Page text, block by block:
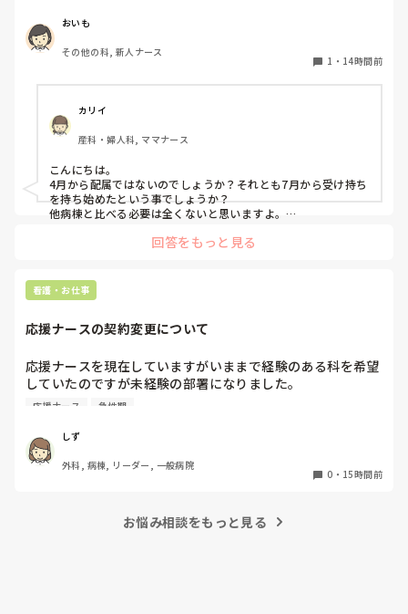
「解熱剤を使う・使わない」
「クーリングする・しない」
を何を基準に判断していますか？
みたいです。
しかも、2人受け持ちで平均1～3時間は残業しています。3
人目に入れないことに焦りを感じています。
頂きたいです。
おいも
その他の科, 新人ナース
1 ・ 14時間前
カリイ
産科・婦人科, ママナース
こんにちは。
4月から配属ではないのでしょうか？それとも7月から受け持ち
を持ち始めたという事でしょうか？
他病棟と比べる必要は全くないと思いますよ。
まず、同じ病棟の先輩達はどうしていますか？先輩と比較して
す。
前日受け持ちがわかるなら、やりそうな処置等、手順や必要物
まで見学したり、マニュアルをみて先輩から教わってきた事の
これは私が新人時代、先輩に言われたことなのですが「そもそ
も超勤する前提で仕事してるよね？終わらせようとしてるな
ら、その動きにはならないよ。」と。今なら言いたいことがわ
超勤の手当はもらえますか？新人は超勤もらえなかったり、も
らえれば先輩達からブーイングと良いこと無しなので、とにか
く定時過ぎには終わるに限ります。一度先輩に相談しつつ、準
備や予習をして挑みましょう！
回答をもっと見る
看護・お仕事
応援ナースの契約変更について
応援ナースを現在していますがいままで経験のある科を希望
していたのですが未経験の部署になりました。
急性期なのもあって夜勤が不安で日勤のみに変更してもらう
容変更された経験のある方はいますか？
その場合給料も変更になりますか？
応援ナース 急性期
しず
外科, 病棟, リーダー, 一般病院
0 ・ 15時間前
お悩み相談をもっと見る